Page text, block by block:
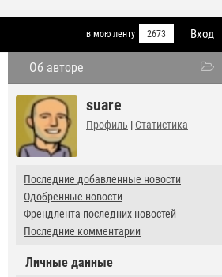
Вход
в мою ленту 2673
Об авторе
suare
Профиль | Статистика
Последние добавленные новости
Одобренные новости
Френдлента последних новостей
Последние комментарии
Личные данные